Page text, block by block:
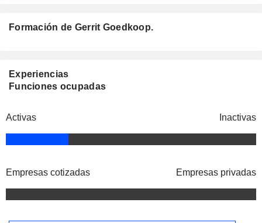
Formación de Gerrit Goedkoop.
Experiencias
Funciones ocupadas
Activas Inactivas
Empresas cotizadas Empresas privadas